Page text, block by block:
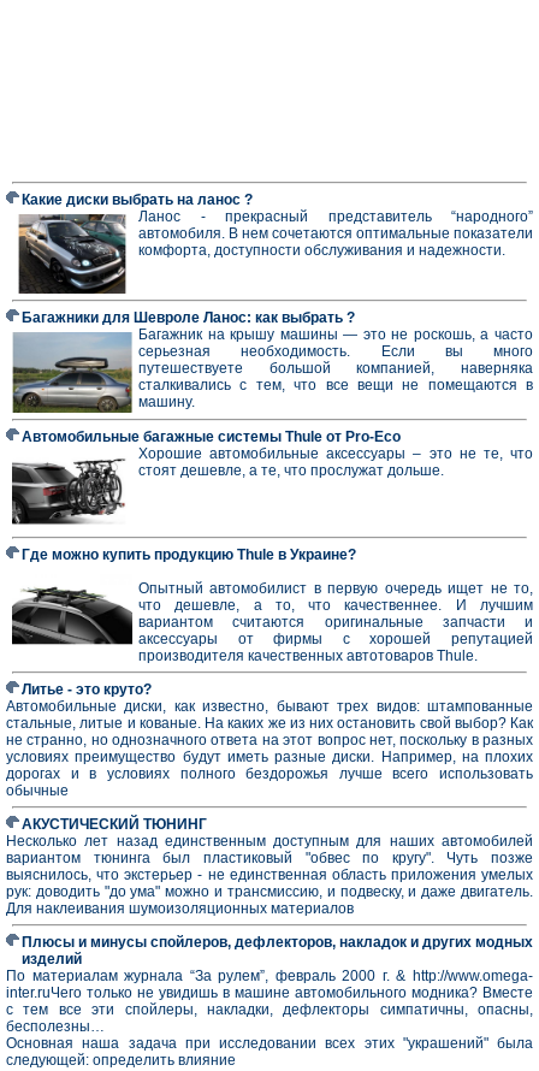
Какие диски выбрать на ланос ?
Ланос - прекрасный представитель “народного”
автомобиля. В нем сочетаются оптимальные показатели
комфорта, доступности обслуживания и надежности.
Багажники для Шевроле Ланос: как выбрать ?
Багажник на крышу машины — это не роскошь, а часто
серьезная необходимость. Если вы много
путешествуете большой компанией, наверняка
сталкивались с тем, что все вещи не помещаются в
машину.
Автомобильные багажные системы Thule от Pro-Eco
Хорошие автомобильные аксессуары – это не те, что
стоят дешевле, а те, что прослужат дольше.
Где можно купить продукцию Thule в Украине?
Опытный автомобилист в первую очередь ищет не то,
что дешевле, а то, что качественнее. И лучшим
вариантом считаются оригинальные запчасти и
аксессуары от фирмы с хорошей репутацией
производителя качественных автотоваров Thule.
Литье - это круто?
Автомобильные диски, как известно, бывают трех видов: штампованные
стальные, литые и кованые. На каких же из них остановить свой выбор? Как
не странно, но однозначного ответа на этот вопрос нет, поскольку в разных
условиях преимущество будут иметь разные диски. Например, на плохих
дорогах и в условиях полного бездорожья лучше всего использовать
обычные
АКУСТИЧЕСКИЙ ТЮНИНГ
Несколько лет назад единственным доступным для наших автомобилей
вариантом тюнинга был пластиковый "обвес по кругу". Чуть позже
выяснилось, что экстерьер - не единственная область приложения умелых
рук: доводить "до ума" можно и трансмиссию, и подвеску, и даже двигатель.
Для наклеивания шумоизоляционных материалов
Плюсы и минусы спойлеров, дефлекторов, накладок и других модных
изделий
По материалам журнала “За рулем”, февраль 2000 г. & http://www.omega-
inter.ruЧего только не увидишь в машине автомобильного модника? Вместе
с тем все эти спойлеры, накладки, дефлекторы симпатичны, опасны,
бесполезны…
Основная наша задача при исследовании всех этих "украшений" была
следующей: определить влияние